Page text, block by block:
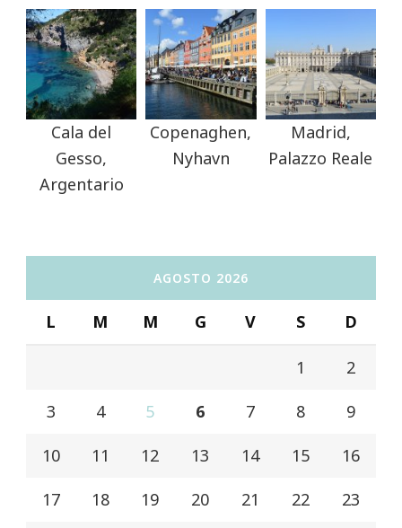
Cala del
Gesso,
Argentario
Copenaghen,
Nyhavn
Madrid,
Palazzo Reale
AGOSTO 2026
L M M G V S D
1 2
3 4 5 6 7 8 9
10 11 12 13 14 15 16
17 18 19 20 21 22 23